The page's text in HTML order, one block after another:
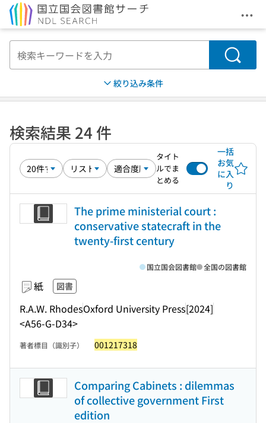
メ
検索
絞り込み条件
検索結果 24 件
タイト
ルでま
とめる
一括
お気
に入
り
The prime ministerial court :
conservative statecraft in the
twenty-first century
紙 図書
R.A.W. RhodesOxford University Press[2024]
<A56-G-D34>
国立国会図書館 全国の図書館
著者標目（識別子） 001217318
Comparing Cabinets : dilemmas
of collective government First
edition